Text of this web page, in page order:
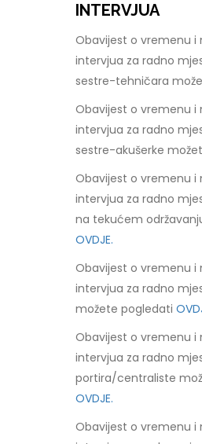
INTERVJUA
Obavijest o vremenu i
intervjua za radno
sestre-tehničara
Obavijest o vremenu i
intervjua za radno
sestre-akušerke
Obavijest o vremenu i
intervjua za radno
na tekućem
OVDJE.
Obavijest o vremenu i
intervjua za radno
možete pogledati
Obavijest o vremenu i
intervjua za radno
portira/centraliste
OVDJE.
Obavijest o vremenu i